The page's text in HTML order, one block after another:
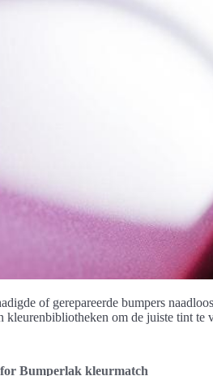
of gerepareerde bumpers
om de juiste tint
Bumperlak kleurmatch